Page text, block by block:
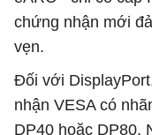
chứng nhận mới
vẹn.
Đối với
nhận VESA có
DP40 hoặc DP80.